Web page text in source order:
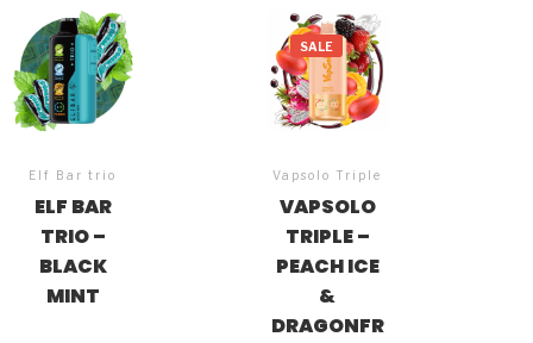
Elf Bar trio
ELF BAR
TRIO –
BLACK
MINT
SALE
Vapsolo Triple
VAPSOLO
TRIPLE –
PEACH ICE
&
DRAGONFR